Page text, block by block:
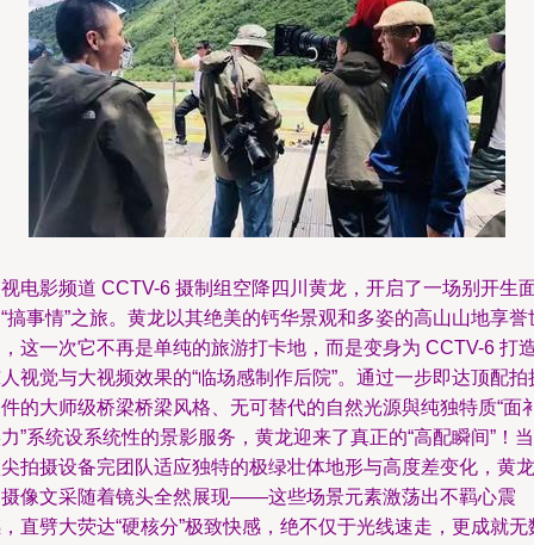
电影频道 CCTV-6 摄制组空降四川黄龙，开启了一场别开生
搞事情”之旅。黄龙以其绝美的钙华景观和多姿的高山山地享誉
这一次它不再是单纯的旅游打卡地，而是变身为 CCTV-6 打
视觉与大视频效果的“临场感制作后院”。通过一步即达顶配拍
的大师级桥梁桥梁风格、无可替代的自然光源與纯独特质“面
”系统设系统性的景影服务，黄龙迎来了真正的“高配瞬间”！当
拍摄设备完团队适应独特的极绿壮体地形与高度差变化，黄龙
像文采随着镜头全然展现——这些场景元素激荡出不羁心震
直劈大荧达“硬核分”极致快感，绝不仅于光线速走，更成就无